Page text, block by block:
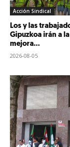
Acción Sindical
Los y las
Gipuzkoa irán a
mejora...
2026-08-05